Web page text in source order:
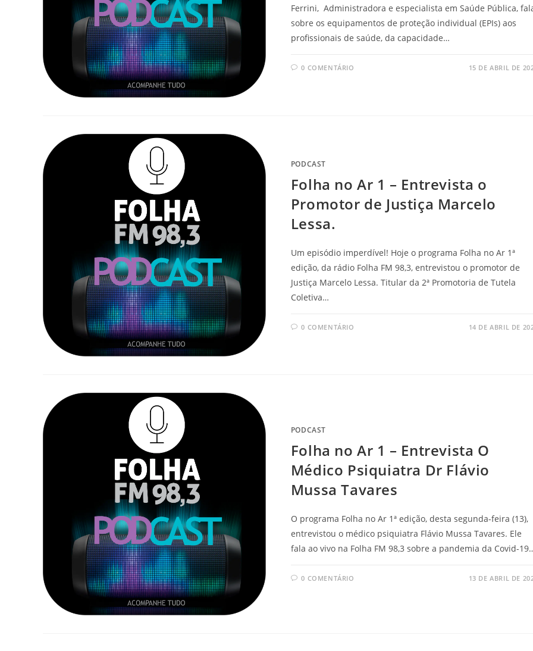
Ferrini, Administradora e especialista em Saúde Pública,
sobre os equipamentos de proteção individual (EPIs) aos
profissionais de saúde, da capacidade…
0 COMENTÁRIO 15 DE ABRIL DE
PODCAST
Folha no Ar 1 – Entrevista o
Promotor de Justiça Marcelo
Lessa.
Um episódio imperdível! Hoje o programa Folha no Ar 1ª
edição, da rádio Folha FM 98,3, entrevistou o promotor de
Justiça Marcelo Lessa. Titular da 2ª Promotoria de Tutela
Coletiva…
0 COMENTÁRIO 14 DE ABRIL DE
PODCAST
Folha no Ar 1 – Entrevista O
Médico Psiquiatra Dr Flávio
Mussa Tavares
O programa Folha no Ar 1ª edição, desta segunda-feira (13),
entrevistou o médico psiquiatra Flávio Mussa Tavares. Ele
fala ao vivo na Folha FM 98,3 sobre a pandemia da Covid-
0 COMENTÁRIO 13 DE ABRIL DE